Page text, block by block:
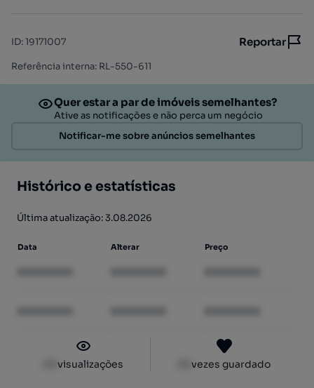
ID:19171007 Reportar
Referência interna: RL-550-611
Quer estar a par de imóveis semelhantes?
Ative as notificações e não perca um negócio
Notificar-me sobre anúncios semelhantes
Histórico e estatísticas
Última atualização: 3.08.2026
Data Alterar Preço
visualizações vezes guardado